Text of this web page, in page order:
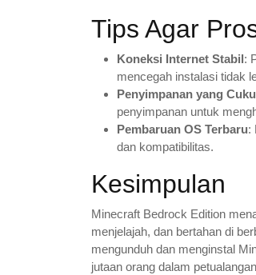
Tips Agar
Koneksi Internet Stabil :
mencegah instalasi tidak
Penyimpanan yang
penyimpanan untuk
Pembaruan OS Terbaru:
dan kompatibilitas.
Kesimpulan
Minecraft Bedrock Edition
menjelajah, dan bertahan di
mengunduh dan menginstal
jutaan orang dalam